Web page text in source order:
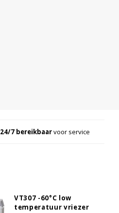
24/7 bereikbaarvoor service
VT307 -60°C low
temperatuur vriezer